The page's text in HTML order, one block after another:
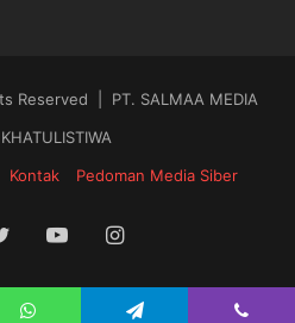
Reserved | PT. SALMAA MEDIA
Kontak Pedoman Media Siber
TwitterYouTubeInstagram